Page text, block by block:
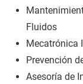
Fluidos
Mecatrónica
Prevención
Asesoría de